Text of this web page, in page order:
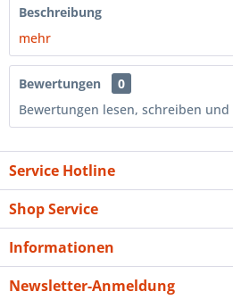
Beschreibung
mehr
Bewertungen
0
Bewertungen lesen, schreiben
Service Hotline
Shop Service
Informationen
Newsletter-Anmeldung